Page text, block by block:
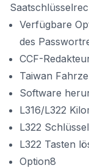
Verfügbare
des
CCF-
Taiwan
Software
L316/L322
L322
L322 Tasten
Option8